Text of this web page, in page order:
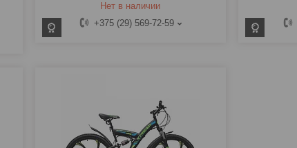
Нет в наличии
+375 (29) 569-72-59